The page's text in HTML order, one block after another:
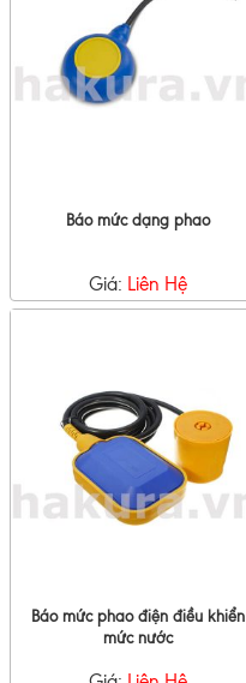
Báo mức dạng phao
Giá: Liên Hệ
Báo mức phao điện điều khiển
mức nước